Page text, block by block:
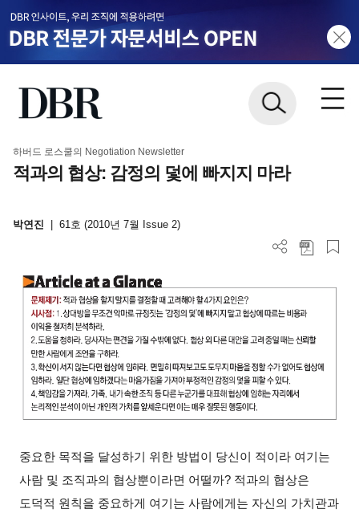
하버드 로스쿨의 Negotiation Newsletter
적과의 협상: 감정의 덫에 빠지지 마라
박연진 61호 (2010년 7월 Issue 2)
중요한 목적을 달성하기 위한 방법이 당신이 적이라 여기는
사람 및 조직과의 협상뿐이라면 어떨까? 적과의 협상은
도덕적 원칙을 중요하게 여기는 사람에게는 자신의 가치관과